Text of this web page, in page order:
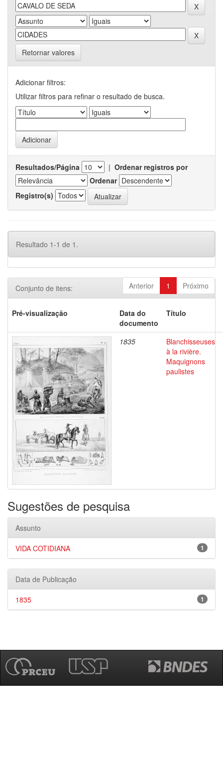
Retornar valores
Adicionar filtros:
Utilizar filtros para refinar o resultado de busca.
Resultados/Página | Ordenar registros por
Ordenar
Registro(s)
Resultado 1-1 de 1.
Anterior 1 Próximo
Conjunto de itens:
Pré-visualização
Data do
documento
Título
1835
Blanchisseuses
à la rivière.
Maquignons
paulistes
Sugestões de pesquisa
Assunto
1
VIDA COTIDIANA
Data de Publicação
1
1835